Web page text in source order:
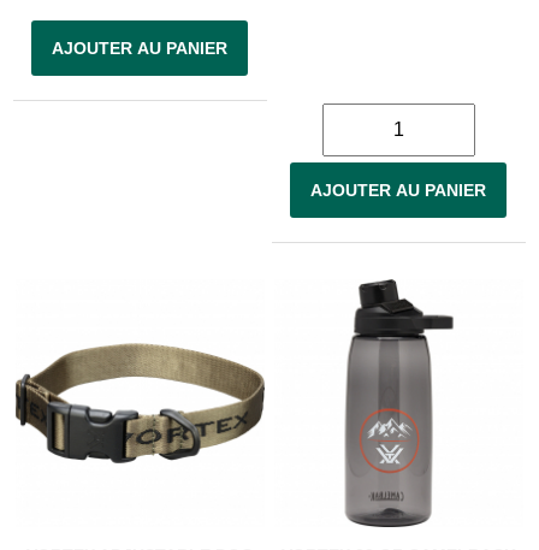
AJOUTER AU PANIER
AJOUTER AU PANIER